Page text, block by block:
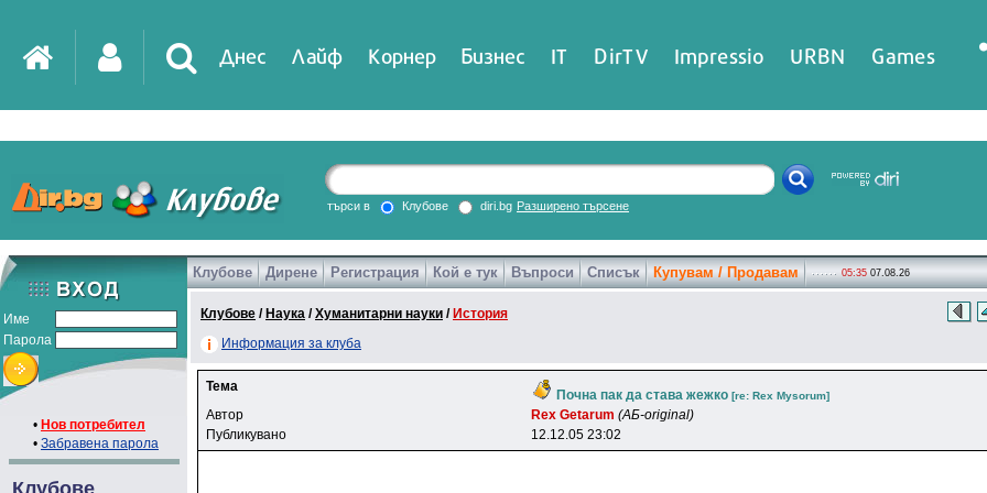
Днес Лайф Корнер Бизнес IT DirTV Impressio URBN Games
търси в Клубове diri.bg Разширено търсене
Име
Парола
• Нов потребител
• Забравена парола
Клубове
Клубове Дирене Регистрация Кой е тук Въпроси Списък Купувам / Продавам 05:35 07.08.26
Клубове / Наука /Хуманитарни науки / История
Информация за клуба
Тема
Почна пак да става жежко [re: Rex Mysorum]
Автор Rex Getarum (АБ-original)
Публикувано
12.12.05 23:02